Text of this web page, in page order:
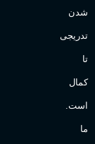
شدن
تدریجی
تا
کمال
است.
ما